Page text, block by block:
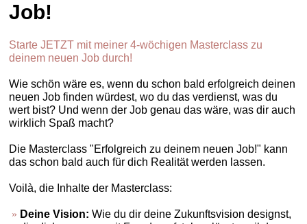
Job!
Starte JETZT mit meiner 4-wöchigen Masterclass zu
deinem neuen Job durch!
Wie schön wäre es, wenn du schon bald erfolgreich deinen
neuen Job finden würdest, wo du das verdienst, was du
wert bist? Und wenn der Job genau das wäre, was dir auch
wirklich Spaß macht?
Die Masterclass "Erfolgreich zu deinem neuen Job!" kann
das schon bald auch für dich Realität werden lassen.
Voilà, die Inhalte der Masterclass:
Deine Vision: Wie du dir deine Zukunftsvision designst,